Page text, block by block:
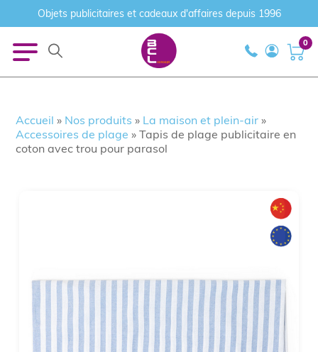
Objets publicitaires et cadeaux d'affaires depuis 1996
0
Accueil » Nos produits » La maison et plein-air »
Accessoires de plage »Tapis de plage publicitaire en
coton avec trou pour parasol